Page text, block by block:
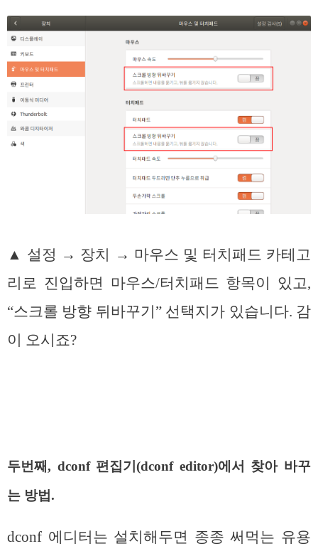
▲ 설정 → 장치 → 마우스 및 터치패드 카테고
리로 진입하면 마우스/터치패드 항목이 있고,
“스크롤 방향 뒤바꾸기” 선택지가 있습니다. 감
이 오시죠?
두번째, dconf 편집기(dconf editor)에서 찾아 바꾸
는 방법.
dconf 에디터는 설치해두면 종종 써먹는 유용